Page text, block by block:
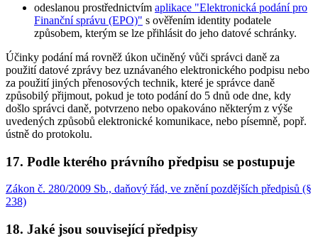
odeslanou prostřednictvím aplikace "Elektronická podání pro
Finanční správu (EPO)" s ověřením identity podatele
způsobem, kterým se lze přihlásit do jeho datové schránky.
Účinky podání má rovněž úkon učiněný vůči správci daně za
použití datové zprávy bez uznávaného elektronického podpisu nebo
za použití jiných přenosových technik, které je správce daně
způsobilý přijmout, pokud je toto podání do 5 dnů ode dne, kdy
došlo správci daně, potvrzeno nebo opakováno některým z výše
uvedených způsobů elektronické komunikace, nebo písemně, popř.
ústně do protokolu.
17. Podle kterého právního předpisu se postupuje
Zákon č. 280/2009 Sb., daňový řád, ve znění pozdějších předpisů (§
238)
18. Jaké jsou související předpisy